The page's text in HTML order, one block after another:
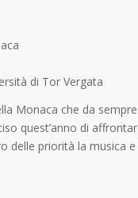
di Tor Vergata
Monaca che da
quest’anno di
delle priorità la musica e